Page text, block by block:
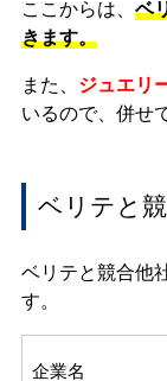
ここからは、 ベ
きます。
また、 ジュエリ
いるので、併せ
ベリテと
ベリテと競合他
す。
企業名